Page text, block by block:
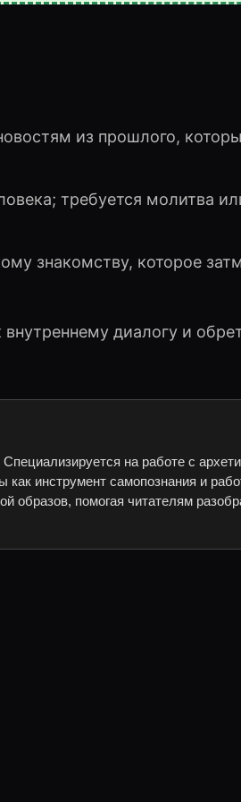
из прошлого,
требуется молитва
знакомству, которое
диалогу и
на работе с
инструмент самопознания и
образов, помогая читателям